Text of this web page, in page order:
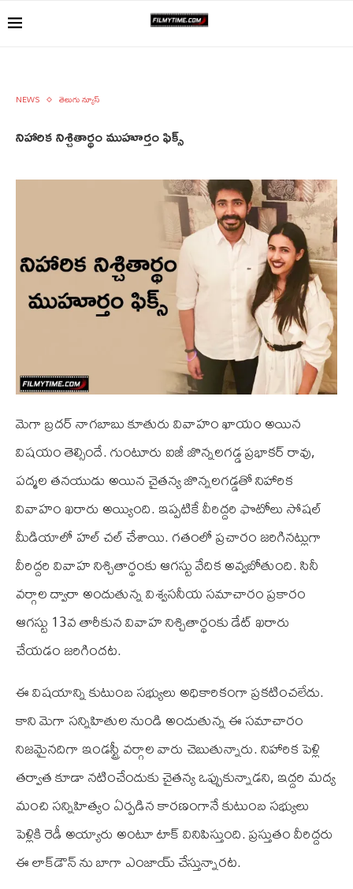
NEWS తెలుగు న్యూస్
నిహారిక నిశ్చితార్థం ముహూర్తం ఫిక్స్
మెగా బ్రదర్‌ నాగబాబు కూతురు వివాహం ఖాయం అయిన
విషయం తెల్సిందే. గుంటూరు ఐజీ జొన్నలగడ్డ ప్రభాకర్‌ రావు,
పద్మల తనయుడు అయిన చైతన్య జొన్నలగడ్డతో నిహారిక
వివాహం ఖరారు అయ్యింది. ఇప్పటికే వీరిద్దరి ఫొటోలు సోషల్‌
మీడియాలో హల్‌ చల్‌ చేశాయి. గతంలో ప్రచారం జరిగినట్లుగా
వీరిద్దరి వివాహ నిశ్చితార్థంకు ఆగస్టు వేదిక అవ్వబోతుంది. సినీ
వర్గాల ద్వారా అందుతున్న విశ్వసనీయ సమాచారం ప్రకారం
ఆగస్టు 13వ తారీకున వివాహ నిశ్చితార్థంకు డేట్‌ ఖరారు
చేయడం జరిగిందట.
ఈ విషయాన్ని కుటుంబ సభ్యులు అధికారికంగా ప్రకటించలేదు.
కాని మెగా సన్నిహితుల నుండి అందుతున్న ఈ సమాచారం
నిజమైనదిగా ఇండస్ట్రీ వర్గాల వారు చెబుతున్నారు. నిహారిక పెళ్లి
తర్వాత కూడా నటించేందుకు చైతన్య ఒప్పుకున్నాడని, ఇద్దరి మద్య
మంచి సన్నిహిత్యం ఏర్పడిన కారణంగానే కుటుంబ సభ్యులు
పెళ్లికి రెడీ అయ్యారు అంటూ టాక్‌ వినిపిస్తుంది. ప్రస్తుతం వీరిద్దరు
ఈ లాక్‌డౌన్‌ ను బాగా ఎంజాయ్‌ చేస్తున్నారట.